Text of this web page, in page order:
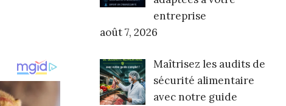
entreprise
août 7, 2026
Maîtrisez les audits de
sécurité alimentaire
avec notre guide